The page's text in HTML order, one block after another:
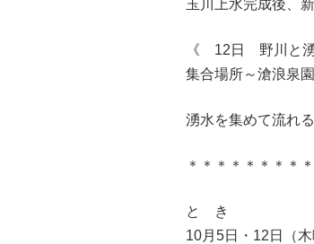
玉川上水完成後、
《 12日 野川と
集合場所～滄浪泉
湧水を集めて流
＊＊＊＊＊＊＊＊
と き
10月5日・12日（